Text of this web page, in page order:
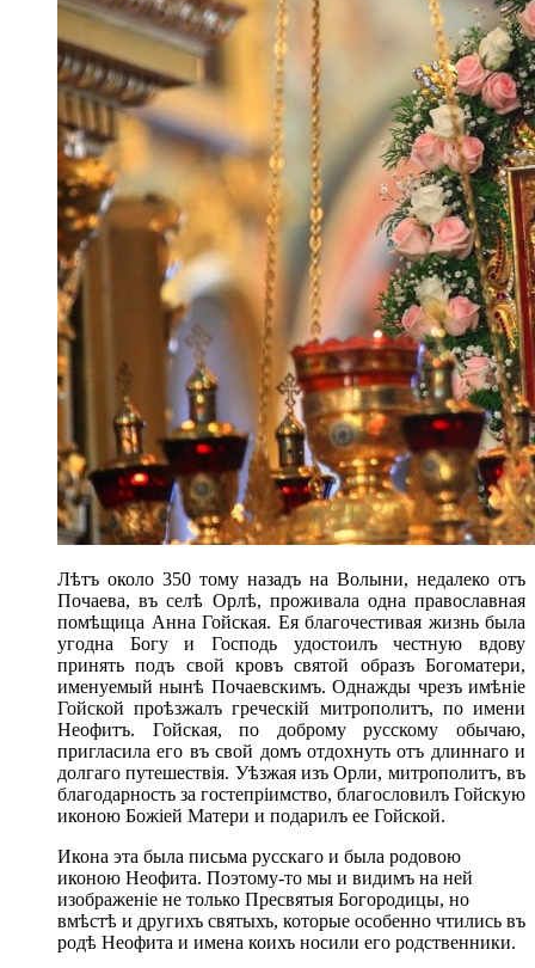
Лѣтъ около 350 тому назадъ на Волыни, недалеко отъ
Почаева, въ селѣ Орлѣ, проживала одна православная
помѣщица Анна Гойская. Ея благочестивая жизнь была
угодна Богу и Господь удостоилъ честную вдову
принять подъ свой кровъ святой образъ Богоматери,
именуемый нынѣ Почаевскимъ. Однажды чрезъ имѣніе
Гойской проѣзжалъ греческій митрополитъ, по имени
Неофитъ. Гойская, по доброму русскому обычаю,
пригласила его въ свой домъ отдохнуть отъ длиннаго и
долгаго путешествія. Уѣзжая изъ Орли, митрополитъ, въ
благодарность за гостепріимство, благословилъ Гойскую
иконою Божіей Матери и подарилъ ее Гойской.
Икона эта была письма русскаго и была родовою
иконою Неофита. Поэтому-то мы и видимъ на ней
изображеніе не только Пресвятыя Богородицы, но
вмѣстѣ и другихъ святыхъ, которые особенно чтились въ
родѣ Неофита и имена коихъ носили его родственники.